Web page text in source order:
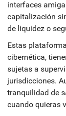
interfaces
capitalización
de liquidez o
Estas
cibernética,
sujetas a
jurisdicciones.
tranquilidad de
cuando quieras